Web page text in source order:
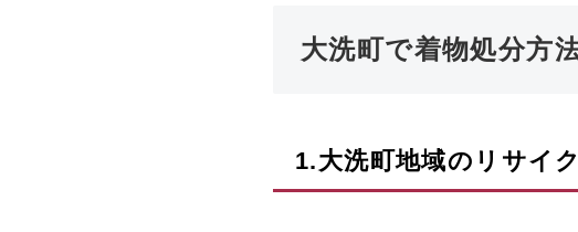
大洗町で着物処分方
1.大洗町地域のリサイ